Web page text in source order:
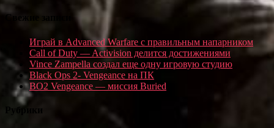
Свежие записи
Играй в Advanced Warfare с правильным напарником
Call of Duty — Activision делится достижениями
Vince Zampella создал еще одну игровую студию
Black Ops 2- Vengeance на ПК
BO2 Vengeance — миссия Buried
Рубрики